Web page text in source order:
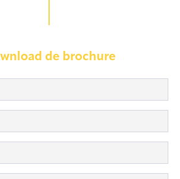
de brochure